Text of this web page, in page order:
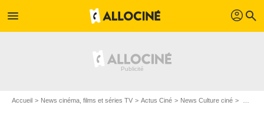
menu profil search
Accueil News cinéma, films et séries TV Actus Ciné News Culture ciné